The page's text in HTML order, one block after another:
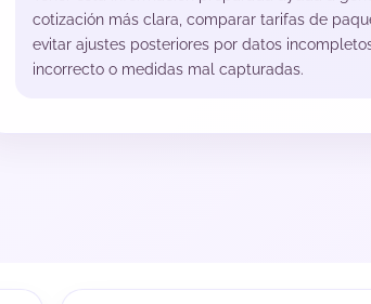
cotización más clara, comparar tarifas de
evitar ajustes posteriores por datos
incorrecto o medidas mal capturadas.